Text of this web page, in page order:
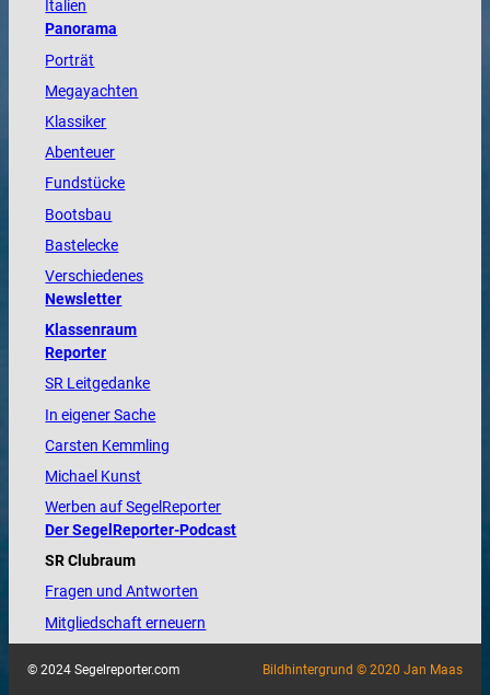
Italien
Panorama
Porträt
Megayachten
Klassiker
Abenteuer
Fundstücke
Bootsbau
Bastelecke
Verschiedenes
Newsletter
Klassenraum
Reporter
SR Leitgedanke
In eigener Sache
Carsten Kemmling
Michael Kunst
Werben auf SegelReporter
Der SegelReporter-Podcast
SR Clubraum
Fragen und Antworten
Mitgliedschaft erneuern
© 2024 Segelreporter.com Bildhintergrund © 2020 Jan Maas